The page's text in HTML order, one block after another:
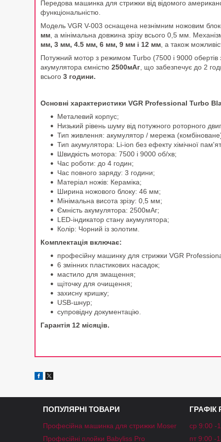
Передова машинка для стрижки від відомого
функціональністю.
Модель VGR V-003 оснащена незнімним ножовим
мм, а мінімальна довжина зрізу всього 0,5 мм.
мм, 3 мм, 4.5 мм, 6 мм, 9 мм і 12 мм, а також
Потужний мотор з режимом Turbo (7500 і 9000 обертів
акумулятора ємністю 2500мАг, що забезпечує до 2
всього 3 години.
Основні характеристики VGR Professional Turbo
Металевий корпус;
Низький рівень шуму від потужного роторного
Тип живлення: акумулятор / мережа
Тип акумулятора: Li-ion без ефекту хімічної
Швидкість мотора: 7500 і 9000 об/хв;
Час роботи: до 4 годин;
Час повного заряду: 3 години;
Матеріал ножів: Кераміка;
Ширина ножового блоку: 46 мм;
Мінімальна висота зрізу: 0,5 мм;
Ємність акумулятора: 2500мАг;
LED-індикатор стану акумулятора;
Колір: Чорний із золотим.
Комплектація включає:
професійну машинку для стрижки VGR
6 змінних пластикових насадок;
мастило для змащення;
щіточку для очищення;
захисну кришку;
USB-шнур;
супровідну документацію.
Гарантія 12 місяців.
ПОПУЛЯРНІ ТОВАРИ
Професійна машинка для стрижки Moser
Професійні плойки Babyliss Pro
ср 9:00 -
пт 9:00 -